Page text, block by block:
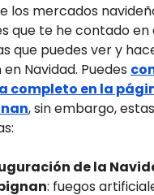
los mercados
que te he contado
que puedes ver y
Navidad. Puedes
completo en la
, sin embargo,
de la
: fuegos